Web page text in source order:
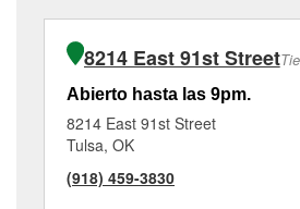
8214 East 91st Street
Abierto hasta las 9pm.
8214 East 91st Street
Tulsa, OK
(918) 459-3830